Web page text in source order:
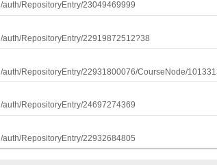
auth/RepositoryEntry/23049469999
auth/RepositoryEntry/22919872512?38
RepositoryEntry/22931800076/CourseNode/
RepositoryEntry/24697274369
auth/RepositoryEntry/22932684805